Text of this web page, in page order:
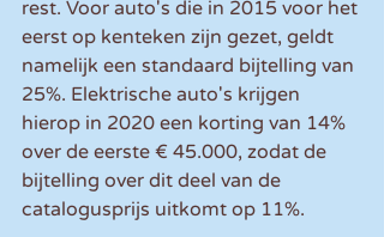
rest. Voor auto's die in 2015 voor het
eerst op kenteken zijn gezet, geldt
namelijk een standaard bijtelling van
25%. Elektrische auto's krijgen
hierop in 2020 een korting van 14%
over de eerste € 45.000, zodat de
bijtelling over dit deel van de
catalogusprijs uitkomt op 11%.